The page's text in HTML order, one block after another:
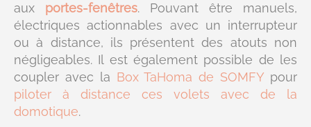
aux portes-fenêtres. Pouvant être manuels,
électriques actionnables avec un interrupteur
ou à distance, ils présentent des atouts non
négligeables. Il est également possible de les
coupler avec la Box TaHoma de SOMFY pour
piloter à distance ces volets avec de la
domotique.